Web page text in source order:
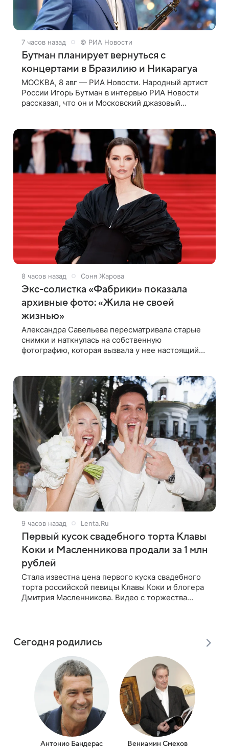
7 часов назад © РИА Новости
Бутман планирует вернуться с
концертами в Бразилию и Никарагуа
МОСКВА, 8 авг — РИА Новости. Народный артист
России Игорь Бутман в интервью РИА Новости
рассказал, что он и Московский джазовый
8 часов назад Соня Жарова
Экс-солистка «Фабрики» показала
архивные фото: «Жила не своей
жизнью»
Александра Савельева пересматривала старые
снимки и наткнулась на собственную
фотографию, которая вызвала у нее настоящий
9 часов назад Lenta.Ru
Первый кусок свадебного торта Клавы
Коки и Масленникова продали за 1 млн
рублей
Стала известна цена первого куска свадебного
торта российской певицы Клавы Коки и блогера
Дмитрия Масленникова. Видео с торжества
Сегодня родились
Антонио Бандерас Вениамин Смехов